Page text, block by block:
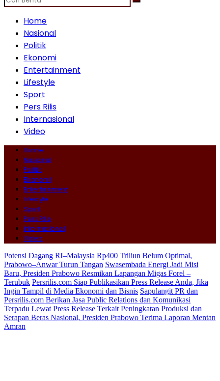
Home
Nasional
Politik
Ekonomi
Entertainment
Lifestyle
Sport
Pers Rilis
Internasional
Video
Home
Nasional
Politik
Ekonomi
Entertainment
Lifestyle
Sport
Pers Rilis
Internasional
Video
Potensi Dagang RI–Malaysia Rp400 Triliun Belum Optimal,
Prabowo–Anwar Turun Tangan Swasembada Energi Jadi Misi
Baru, Presiden Prabowo Resmikan Lapangan Migas Forel –
Terubuk Persrilis.com Siap Publikasikan Press Release Anda, Jika
Ingin Tampil di Media Ekonomi dan Bisnis Sapulangit PR dan
Persrilis.com Berikan Jasa Public Relations dan Komunikasi
Terpadu Lewat Press Release Terkait Peningkatan Produksi dan
Serapan Beras Nasional, Presiden Prabowo Terima Laporan Mentan
Amran